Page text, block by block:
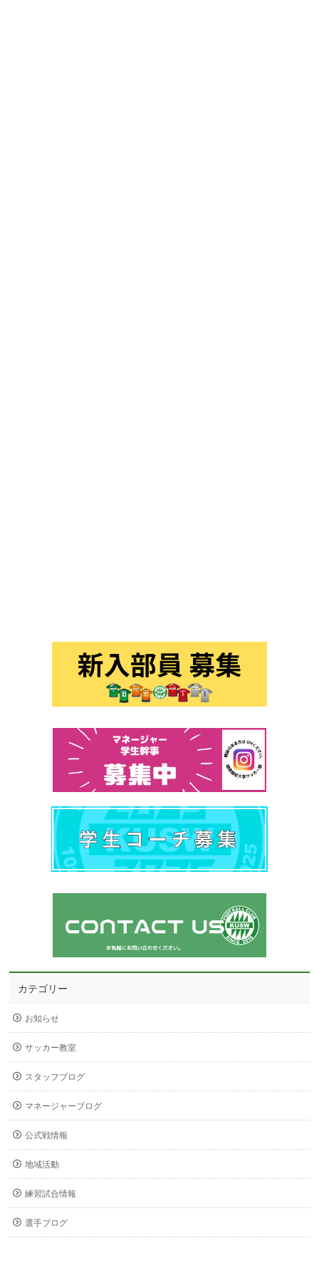
カテゴリー
お知らせ
サッカー教室
スタッフブログ
マネージャーブログ
公式戦情報
地域活動
練習試合情報
選手ブログ